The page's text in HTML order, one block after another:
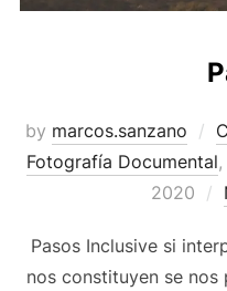
by marcos.sanzano
Fotografía Documental,
2020
Pasos Inclusive si
nos constituyen se